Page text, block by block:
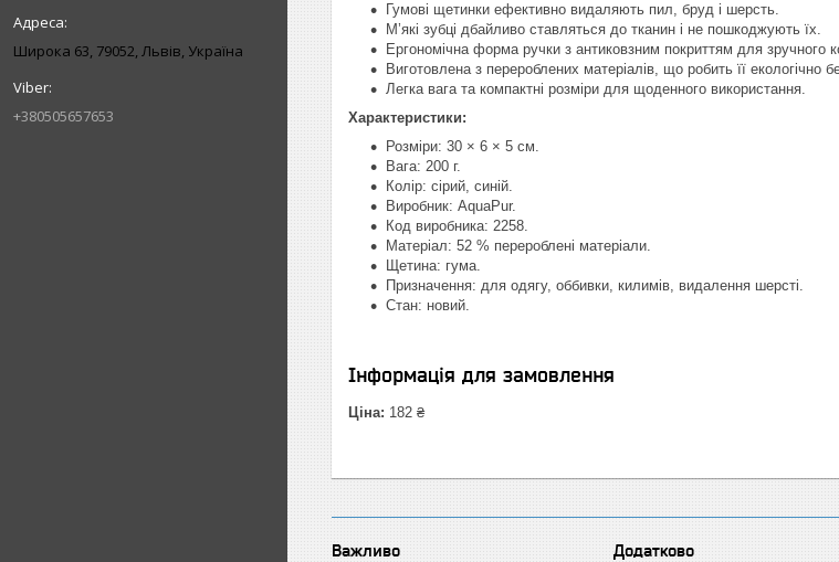
Широка 63, 79052, Львів, Україна
+380505657653
Гумові щетинки ефективно видаляють пил, бруд і шерсть.
М’які зубці дбайливо ставляться до тканин і не пошкоджують їх.
Ергономічна форма ручки з антиковзним покриттям для зручного
Виготовлена з перероблених матеріалів, що робить її екологічно
Легка вага та компактні розміри для щоденного використання.
Характеристики:
Розміри: 30 × 6 × 5 см.
Вага: 200 г.
Колір: сірий, синій.
Виробник: AquaPur.
Код виробника: 2258.
Матеріал: 52 % перероблені матеріали.
Щетина: гума.
Призначення: для одягу, оббивки, килимів, видалення шерсті.
Стан: новий.
Інформація для замовлення
Ціна: 182 ₴
Важливо Додатково